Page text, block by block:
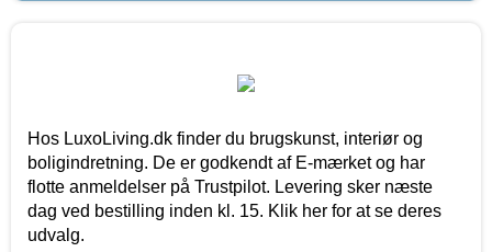
Hos LuxoLiving.dk finder du brugskunst, interiør og
boligindretning. De er godkendt af E-mærket og har
flotte anmeldelser på Trustpilot. Levering sker næste
dag ved bestilling inden kl. 15. Klik her for at se deres
udvalg.